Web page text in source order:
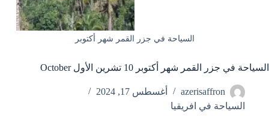
السياحة في جزر القمر شهر أكتوبر
السياحة في جزر القمر شهر أكتوبر 10 تشرين الأول October
azerisaffron
أغسطس 17, 2024
السياحة في افريقيا